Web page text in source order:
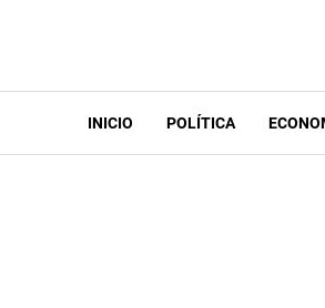
INICIO POLÍTICA